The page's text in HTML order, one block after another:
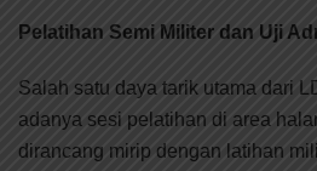
Pelatihan Semi Militer dan Uji
Salah satu daya tarik utama dari
adanya sesi pelatihan di area
dirancang mirip dengan latihan